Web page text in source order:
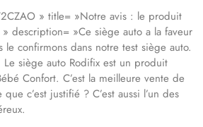
» title= »Notre avis : le produit
description= »Ce siège auto a la faveur
le confirmons dans notre test siège auto.
siège auto Rodifix est un produit
Confort. C’est la meilleure vente de
c’est justifié ? C’est aussi l’un des